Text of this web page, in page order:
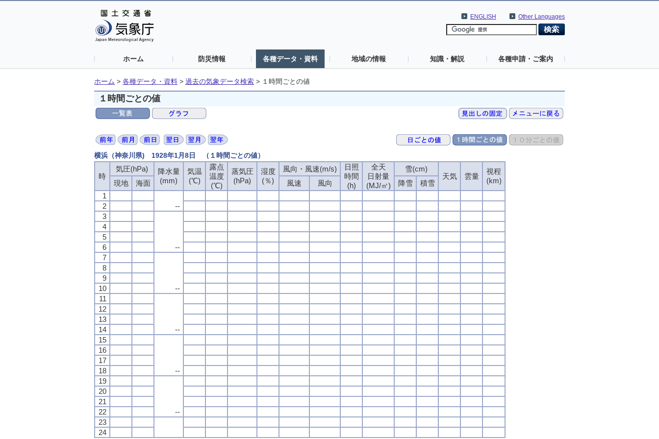
Other Languages
ENGLISH
ホーム 防災情報 各種データ・資料 地域の情報 知識・解説 各種申請・ご案内
ホーム > 各種データ・資料 > 過去の気象データ検索 > １時間ごとの値
１時間ごとの値
横浜（神奈川県) 1928年1月8日 （１時間ごとの値）
時
気圧(hPa)
降水量
(mm)
気温
(℃)
露点
温度
(℃)
蒸気圧
(hPa)
湿度
(％)
風向・風速(m/s)
日照
時間
(h)
全天
日射量
(MJ/㎡)
雪(cm)
天気
雲量
視程
(km)
現地 海面 風速 風向 降雪
積雪
1
--
2
3
--
4
5
6
7
--
8
9
10
11
--
12
13
14
15
--
16
17
18
19
--
20
21
22
23
24